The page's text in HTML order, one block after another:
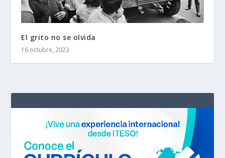
El grito no se olvida
16 octubre, 2023